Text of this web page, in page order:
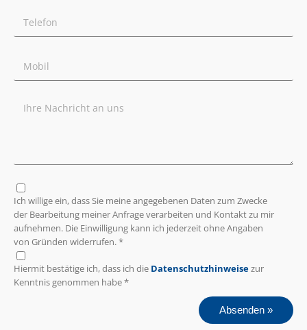
Ich willige ein, dass Sie meine angegebenen Daten zum Zwecke
der Bearbeitung meiner Anfrage verarbeiten und Kontakt zu mir
aufnehmen. Die Einwilligung kann ich jederzeit ohne Angaben
von Gründen widerrufen. *
Hiermit bestätige ich, dass ich die Datenschutzhinweisezur
Kenntnis genommen habe *
Absenden »